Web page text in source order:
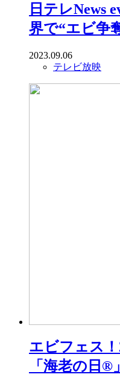
日テレNews
界で“エビ争
2023.09.06
テレビ放映
エビフェス
「海老の日®︎